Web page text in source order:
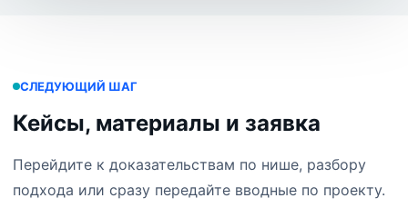
СЛЕДУЮЩИЙ ШАГ
Кейсы, материалы и заявка
Перейдите к доказательствам по нише, разбору
подхода или сразу передайте вводные по проекту.